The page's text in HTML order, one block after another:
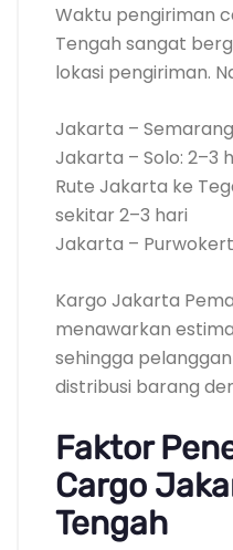
Waktu pengiriman
Tengah sangat
lokasi pengiriman.
Jakarta –
Jakarta – Solo: 2–3
Rute Jakarta ke
sekitar 2–3 hari
Jakarta –
Kargo Jakarta
menawarkan
sehingga
distribusi barang
Faktor
Cargo
Tengah